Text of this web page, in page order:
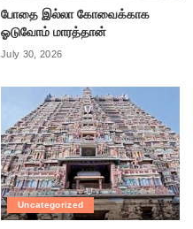
போதை இல்லா கோவைக்காக
ஓடுவோம் மாரத்தான்
July 30, 2026
Uncategorized